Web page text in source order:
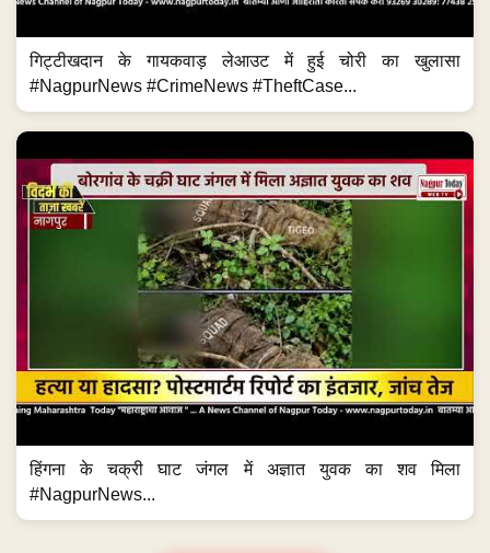
गिट्टीखदान के गायकवाड़ लेआउट में हुई चोरी का खुलासा
#NagpurNews #CrimeNews #TheftCase...
हिंगना के चक्री घाट जंगल में अज्ञात युवक का शव मिला
#NagpurNews...